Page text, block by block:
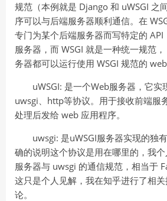
规范（本例就是 Django 和 uWSGI 之
序可以与后端服务器顺利通信。在
专门为某个后端服务器而写特定的
服务器，而 WSGI 就是一种统一规范
务器都可以运行使用 WSGI 规范的 web
uWSGI: 是一个Web服务器，它实
uwsgi、http等协议。用于接收前端服
处理后发给 web 应用程序。
uwsgi: 是uWSGI服务器实现的独
确的说明这个协议是用在哪里的，我
服务器与 uwsgi 的通信规范，相当于
这只是个人见解，我在知乎进行了相
论。